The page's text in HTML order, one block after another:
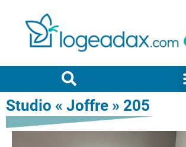
Studio « Joffre » 205